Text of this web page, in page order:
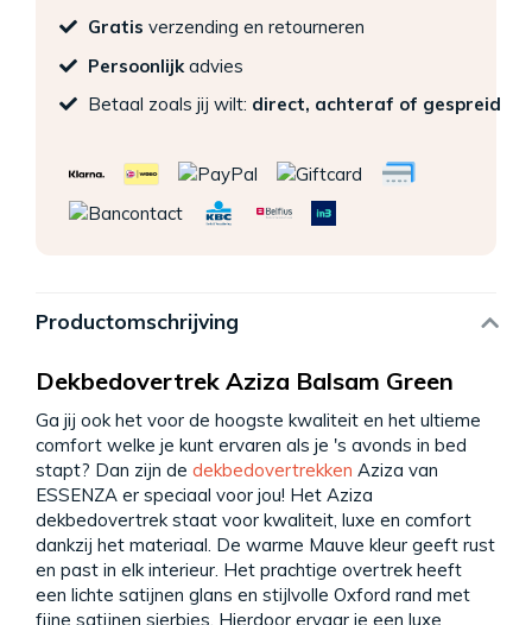
Gratis verzending en retourneren
Persoonlijk advies
Betaal zoals jij wilt: direct, achteraf of gespreid
Productomschrijving
Dekbedovertrek Aziza Balsam Green
Ga jij ook het voor de hoogste kwaliteit en het ultieme
comfort welke je kunt ervaren als je 's avonds in bed
stapt? Dan zijn de dekbedovertrekken Aziza van
ESSENZA er speciaal voor jou! Het Aziza
dekbedovertrek staat voor kwaliteit, luxe en comfort
dankzij het materiaal. De warme Mauve kleur geeft rust
en past in elk interieur. Het prachtige overtrek heeft
een lichte satijnen glans en stijlvolle Oxford rand met
fijne satijnen sierbies. Hierdoor ervaar je een luxe